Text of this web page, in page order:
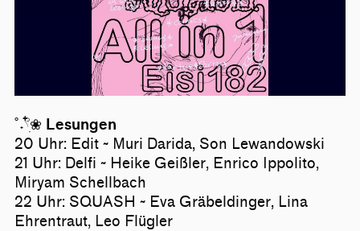
˚˖𓍢ִ໋❀ Lesungen
20 Uhr: Edit ~ Muri Darida, Son Lewandowski
21 Uhr: Delfi ~ Heike Geißler, Enrico Ippolito,
Miryam Schellbach
22 Uhr: SQUASH ~ Eva Gräbeldinger, Lina
Ehrentraut, Leo Flügler